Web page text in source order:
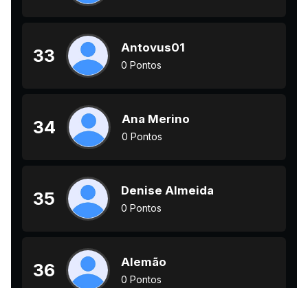
33 Antovus01
0 Pontos
34 Ana Merino
0 Pontos
35 Denise Almeida
0 Pontos
36 Alemão
0 Pontos